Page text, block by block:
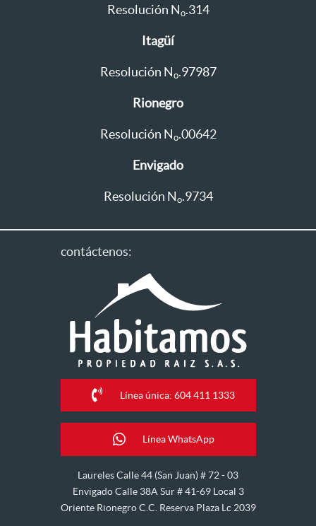
Resolución No.314
Itagüí
Resolución No.97987
Rionegro
Resolución No.00642
Envigado
Resolución No.9734
contáctenos:
Línea única: 604 411 1333
Línea WhatsApp
Laureles Calle 44 (San Juan) # 72 - 03
Envigado Calle 38A Sur # 41-69 Local 3
Oriente Rionegro C.C. Reserva Plaza Lc 2039